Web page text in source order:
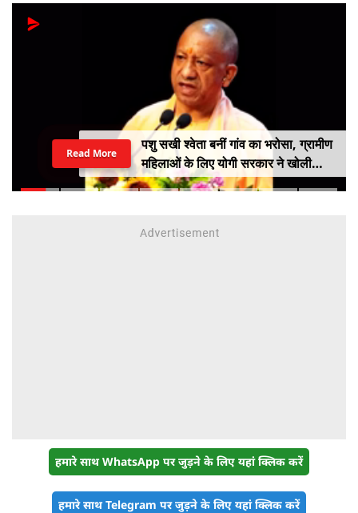
पशु सखी श्वेता बनीं गांव का भरोसा, ग्रामीण
महिलाओं के लिए योगी सरकार ने खोली
आत्मनिर्भरता की राह
Read More
हमारे साथ WhatsApp पर जुड़ने के लिए यहां क्लिक करें
हमारे साथ Telegram पर जुड़ने के लिए यहां क्लिक करें